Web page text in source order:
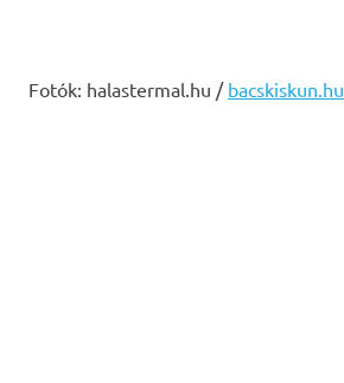
Fotók: halastermal.hu / bacskiskun.hu